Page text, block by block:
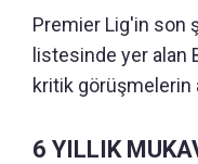
Premier Lig'in son
listesinde yer alan
kritik görüşmelerin
6 YILLIK